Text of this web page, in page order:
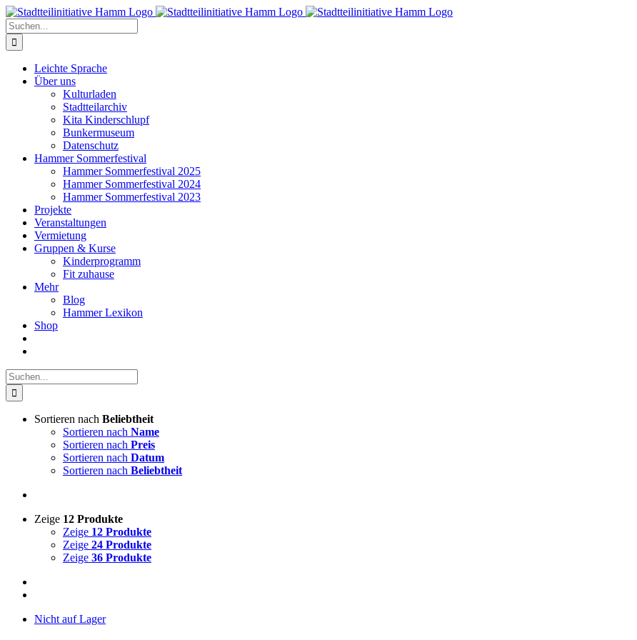
Zum
Inhalt
springen
Suche
nach:
Leichte Sprache
Über uns
Kulturladen
Stadtteilarchiv
Kita Kinderschlupf
Bunkermuseum
Datenschutz
Hammer Sommerfestival
Hammer Sommerfestival 2025
Hammer Sommerfestival 2024
Hammer Sommerfestival 2023
Projekte
Veranstaltungen
Vermietung
Gruppen & Kurse
Kinderprogramm
Fit zuhause
Mehr
Blog
Hammer Lexikon
Shop
Suche
nach:
Sortieren nach Beliebtheit
Sortieren nach Name
Sortieren nach Preis
Sortieren nach Datum
Sortieren nach Beliebtheit
Zeige 12 Produkte
Zeige 12 Produkte
Zeige 24 Produkte
Zeige 36 Produkte
Nicht auf Lager